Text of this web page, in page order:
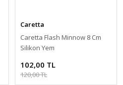
Caretta
Caretta Flash Minnow 8 Cm
Silikon Yem
102,00 TL
120,00 TL